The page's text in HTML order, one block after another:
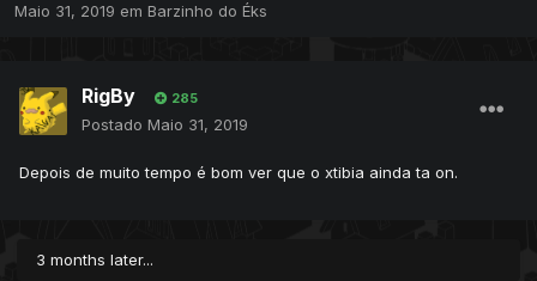
Maio 31, 2019 em Barzinho do Éks
RigBy 285
Postado Maio 31, 2019
Depois de muito tempo é bom ver que o xtibia ainda ta on.
3 months later...